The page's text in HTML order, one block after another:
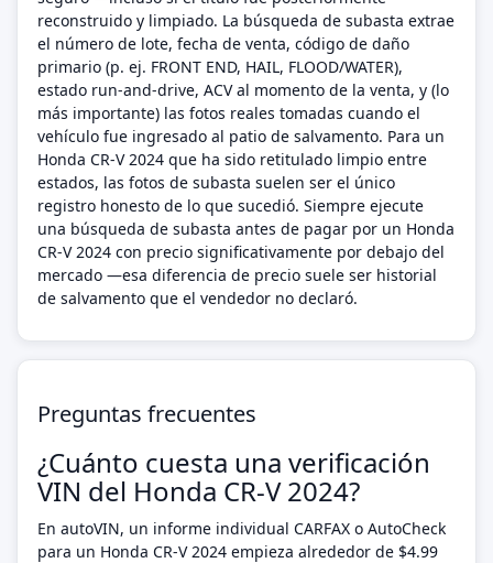
reconstruido y limpiado. La búsqueda de subasta extrae
el número de lote, fecha de venta, código de daño
primario (p. ej. FRONT END, HAIL, FLOOD/WATER),
estado run-and-drive, ACV al momento de la venta, y (lo
más importante) las fotos reales tomadas cuando el
vehículo fue ingresado al patio de salvamento. Para un
Honda CR-V 2024 que ha sido retitulado limpio entre
estados, las fotos de subasta suelen ser el único
registro honesto de lo que sucedió. Siempre ejecute
una búsqueda de subasta antes de pagar por un Honda
CR-V 2024 con precio significativamente por debajo del
mercado —esa diferencia de precio suele ser historial
de salvamento que el vendedor no declaró.
Preguntas frecuentes
¿Cuánto cuesta una verificación
VIN del Honda CR-V 2024?
En autoVIN, un informe individual CARFAX o AutoCheck
para un Honda CR-V 2024 empieza alrededor de $4.99